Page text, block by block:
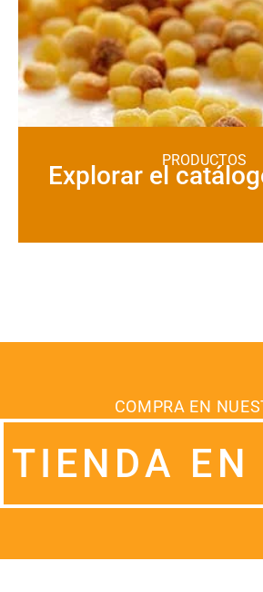
PRODUCTOS
Explorar el
COMPRA EN
TIENDA EN